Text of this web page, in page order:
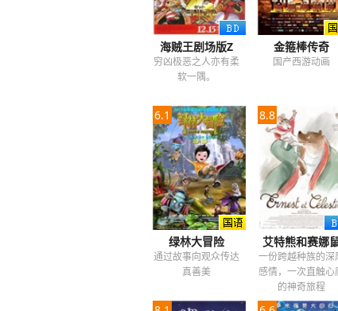
海贼王剧场版Z
穷凶极恶之人亦有柔
软一隅。
金箍棒传奇
国产西游动画
6.1
绿林大冒险
通过故事向观众传达
真善美
8.8
艾特熊和赛娜
一份跨越种族的深
感情，一次直触心
的神奇旅程